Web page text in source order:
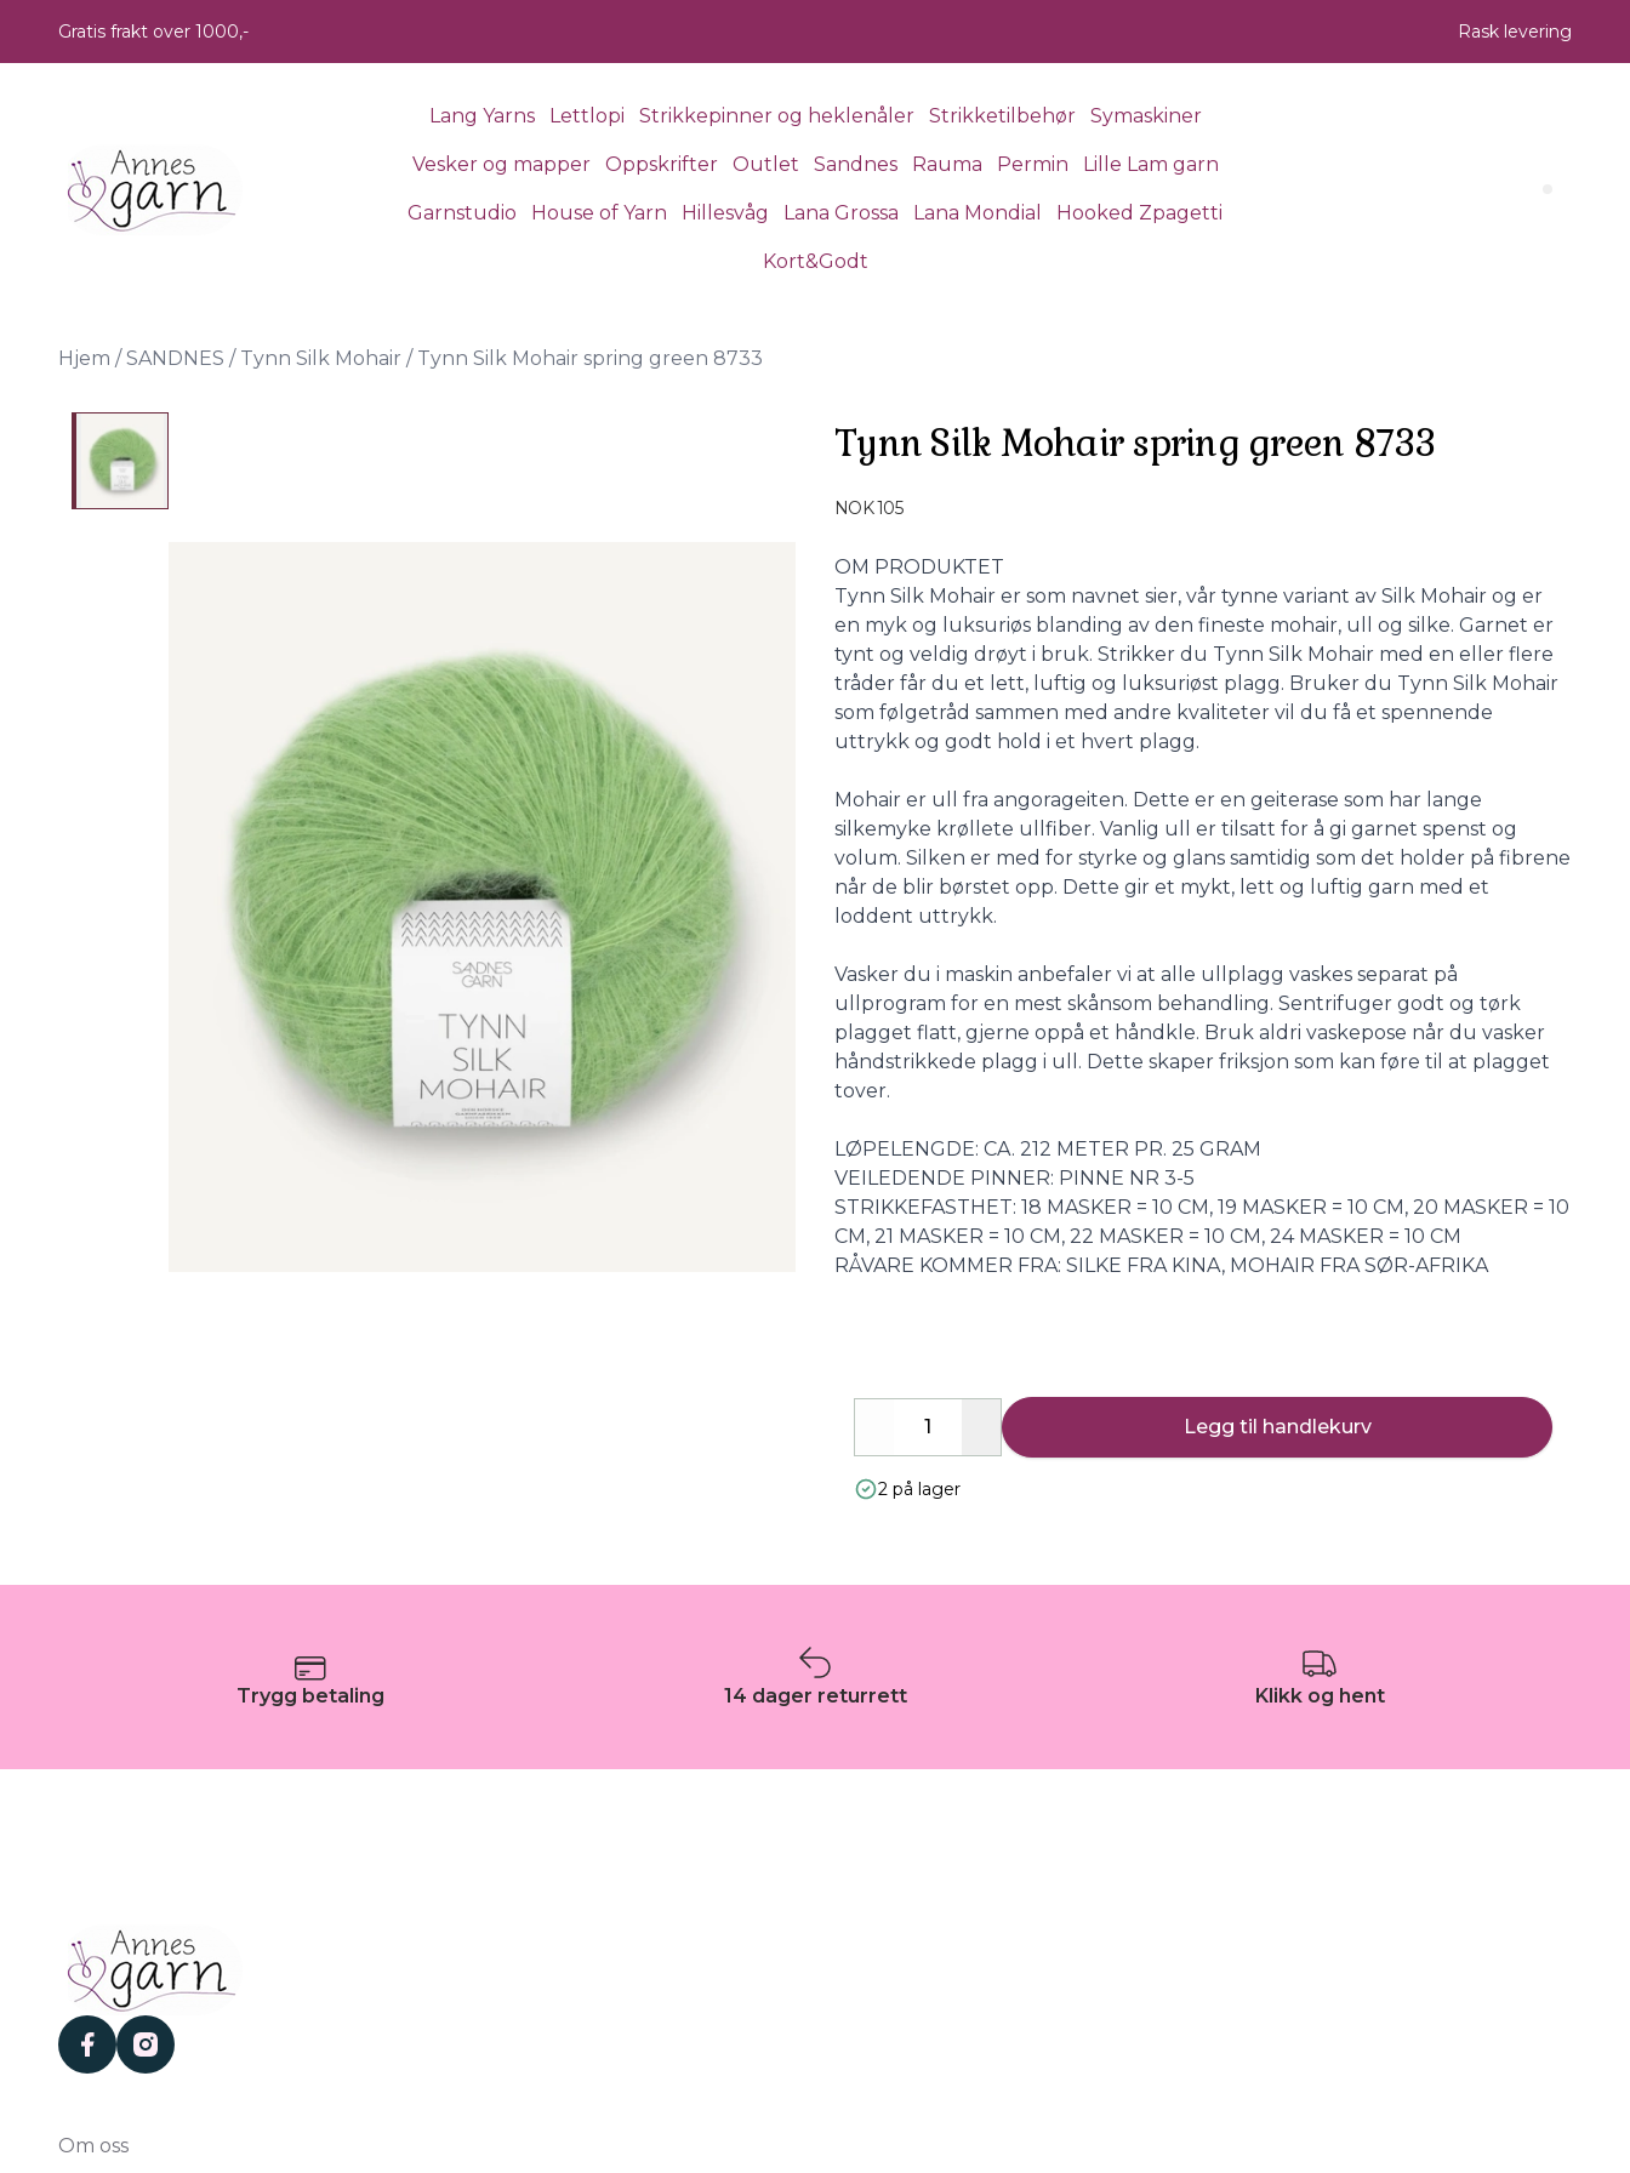
Gratis frakt over 1000,- Rask levering
Lang Yarns Lettlopi Strikkepinner og heklenåler Strikketilbehør Symaskiner
Vesker og mapper Oppskrifter Outlet Sandnes Rauma Permin Lille Lam garn
Garnstudio House of Yarn Hillesvåg Lana Grossa Lana Mondial Hooked Zpagetti
Kort&Godt
Hjem / SANDNES / Tynn Silk Mohair / Tynn Silk Mohair spring green 8733
Tynn Silk Mohair spring green 8733
NOK 105
Description
OM PRODUKTET
Tynn Silk Mohair er som navnet sier, vår tynne variant av Silk Mohair og er
en myk og luksuriøs blanding av den fineste mohair, ull og silke. Garnet er
tynt og veldig drøyt i bruk. Strikker du Tynn Silk Mohair med en eller flere
tråder får du et lett, luftig og luksuriøst plagg. Bruker du Tynn Silk Mohair
som følgetråd sammen med andre kvaliteter vil du få et spennende
uttrykk og godt hold i et hvert plagg.
Mohair er ull fra angorageiten. Dette er en geiterase som har lange
silkemyke krøllete ullfiber. Vanlig ull er tilsatt for å gi garnet spenst og
volum. Silken er med for styrke og glans samtidig som det holder på fibrene
når de blir børstet opp. Dette gir et mykt, lett og luftig garn med et
loddent uttrykk.
Vasker du i maskin anbefaler vi at alle ullplagg vaskes separat på
ullprogram for en mest skånsom behandling. Sentrifuger godt og tørk
plagget flatt, gjerne oppå et håndkle. Bruk aldri vaskepose når du vasker
håndstrikkede plagg i ull. Dette skaper friksjon som kan føre til at plagget
tover.
LØPELENGDE: CA. 212 METER PR. 25 GRAM
VEILEDENDE PINNER: PINNE NR 3-5
STRIKKEFASTHET: 18 MASKER = 10 CM, 19 MASKER = 10 CM, 20 MASKER = 10
CM, 21 MASKER = 10 CM, 22 MASKER = 10 CM, 24 MASKER = 10 CM
RÅVARE KOMMER FRA: SILKE FRA KINA, MOHAIR FRA SØR-AFRIKA
Decrease Increase
Legg til handlekurv
2 på lager
Trygg betaling 14 dager returrett Klikk og hent
facebookinstagram
Om oss